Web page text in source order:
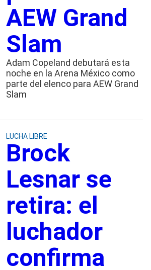
AEW Grand
Slam
Adam Copeland debutará esta
noche en la Arena México como
parte del elenco para AEW Grand
Slam
LUCHA LIBRE
Brock
Lesnar se
retira: el
luchador
confirma